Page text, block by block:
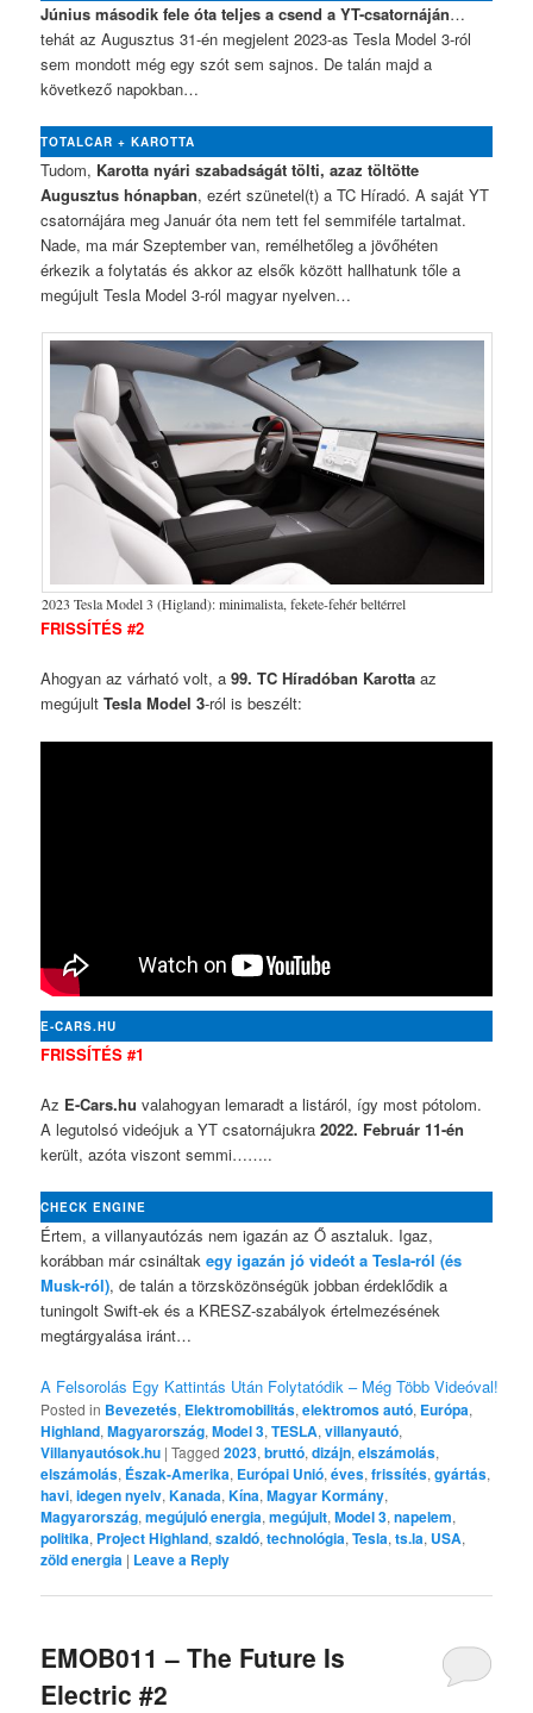
Június második fele óta teljes a csend a YT-csatornáján…
tehát az Augusztus 31-én megjelent 2023-as Tesla Model 3-ról
sem mondott még egy szót sem sajnos. De talán majd a
következő napokban…
TOTALCAR + KAROTTA
Tudom, Karotta nyári szabadságát tölti, azaz töltötte
Augusztus hónapban, ezért szünetel(t) a TC Híradó. A saját YT
csatornájára meg Január óta nem tett fel semmiféle tartalmat.
Nade, ma már Szeptember van, remélhetőleg a jövőhéten
érkezik a folytatás és akkor az elsők között hallhatunk tőle a
megújult Tesla Model 3-ról magyar nyelven…
2023 Tesla Model 3 (Higland): minimalista, fekete-fehér beltérrel
FRISSÍTÉS #2
Ahogyan az várható volt, a99. TC Híradóban Karotta az
megújultTesla Model 3-ról is beszélt:
E-CARS.HU
FRISSÍTÉS #1
Az E-Cars.hu valahogyan lemaradt a listáról, így most pótolom.
A legutolsó videójuk a YT csatornájukra2022. Február 11-én
került, azóta viszont semmi……..
CHECK ENGINE
Értem, a villanyautózás nem igazán az Ő asztaluk. Igaz,
korábban már csináltakegy igazán jó videót a Tesla-ról (és
Musk-ról), de talán a törzsközönségük jobban érdeklődik a
tuningolt Swift-ek és a KRESZ-szabályok értelmezésének
megtárgyalása iránt…
A Felsorolás Egy Kattintás Után Folytatódik – Még Több Videóval!
Posted in Bevezetés, Elektromobilitás,elektromos autó, Európa,
Highland,Magyarország,Model 3,TESLA,villanyautó,
Villanyautósok.hu |Tagged 2023,bruttó,dizájn,elszámolás,
elszámolás, Észak-Amerika, Európai Unió,éves,frissítés,gyártás,
havi,idegen nyelv,Kanada,Kína,Magyar Kormány,
Magyarország,megújuló energia,megújult,Model 3,napelem,
politika, Project Highland,szaldó,technológia,Tesla,ts.la, USA,
zöld energia | Leave a Reply
EMOB011 – The Future Is
Electric #2